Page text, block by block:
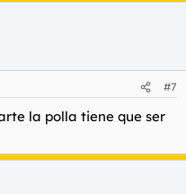
#7
la polla tiene que ser